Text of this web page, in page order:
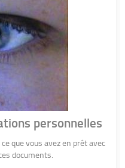
personnelles
que vous avez en prêt avec
documents.